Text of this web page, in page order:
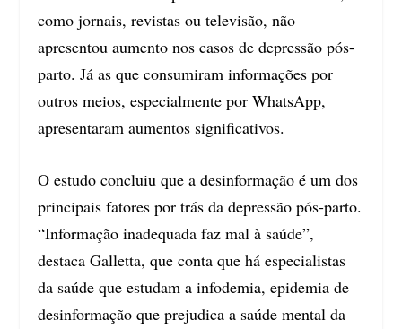
como jornais, revistas ou televisão, não
apresentou aumento nos casos de depressão pós-
parto. Já as que consumiram informações por
outros meios, especialmente por WhatsApp,
apresentaram aumentos significativos.
O estudo concluiu que a desinformação é um dos
principais fatores por trás da depressão pós-parto.
“Informação inadequada faz mal à saúde”,
destaca Galletta, que conta que há especialistas
da saúde que estudam a infodemia, epidemia de
desinformação que prejudica a saúde mental da